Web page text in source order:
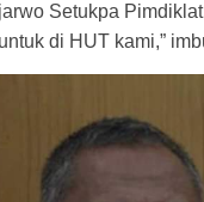
Setukpa
di HUT kami,”